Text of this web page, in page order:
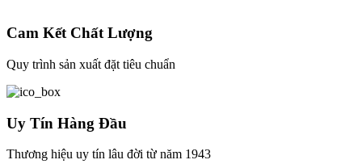
Cam Kết Chất Lượng
Quy trình sản xuất đặt tiêu chuẩn
Uy Tín Hàng Đầu
Thương hiệu uy tín lâu đời từ năm 1943